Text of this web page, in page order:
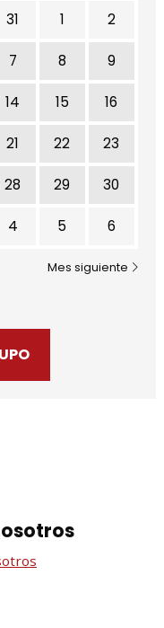
31 1 2
7 8 9
14 15 16
21 22 23
28 29 30
4 5 6
Mes siguiente